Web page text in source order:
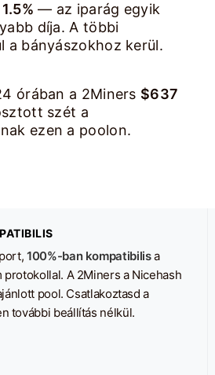
1.5% — az iparág egyik
díja. A többi
a bányászokhoz kerül.
órában a 2Miners $637
szét a
ezen a poolon.
100%-ban kompatibilisa
protokollal. A 2Miners a Nicehash
pool. Csatlakoztasd a
további beállítás nélkül.